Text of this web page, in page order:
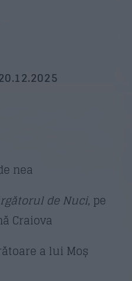
nea
de Nuci, pe
Craiova
a lui Moș